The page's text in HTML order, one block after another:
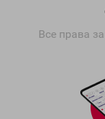
Все права